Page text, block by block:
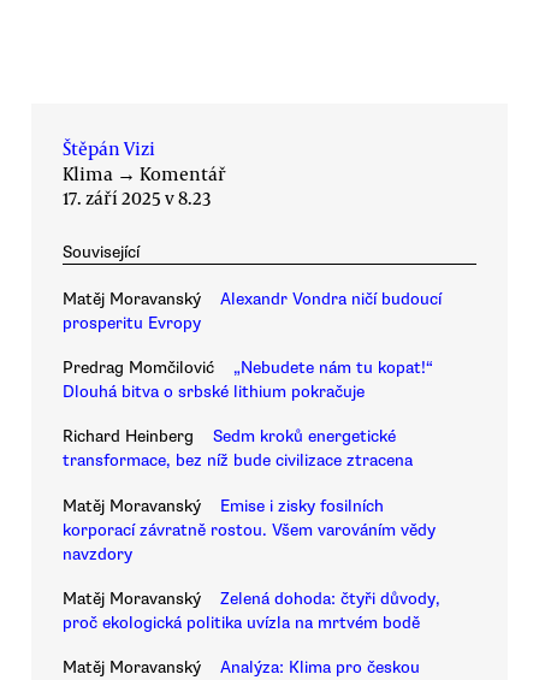
Štěpán Vizi
Klima → Komentář
17. září 2025 v 8.23
Související
Matěj Moravanský
Alexandr Vondra ničí budoucí
prosperitu Evropy
Predrag Momčilović
„Nebudete nám tu kopat!“
Dlouhá bitva o srbské lithium pokračuje
Richard Heinberg
Sedm kroků energetické
transformace, bez níž bude civilizace ztracena
Matěj Moravanský
Emise i zisky fosilních
korporací závratně rostou. Všem varováním vědy
navzdory
Matěj Moravanský
Zelená dohoda: čtyři důvody,
proč ekologická politika uvízla na mrtvém bodě
Matěj Moravanský
Analýza: Klima pro českou